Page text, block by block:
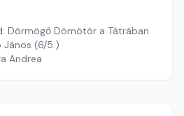
Dörmögő Dömötör a Tátrában
János (6/5.)
Andrea